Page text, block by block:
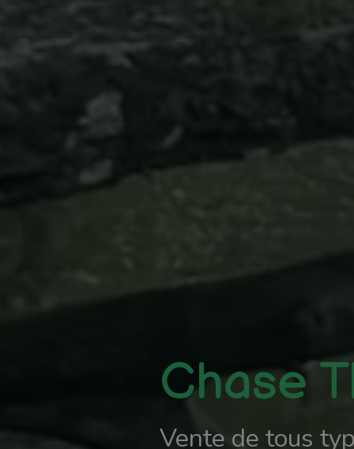
Chase
Entretien et
72 Vous êtes en